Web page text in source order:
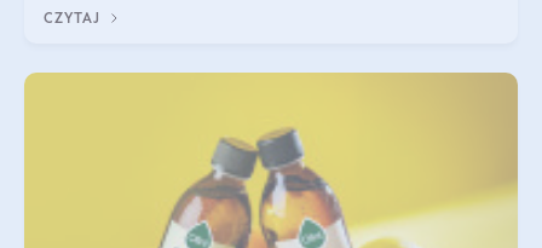
CZYTAJ